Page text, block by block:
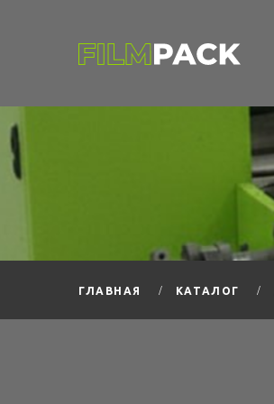
ГЛАВНАЯ КАТАЛОГ